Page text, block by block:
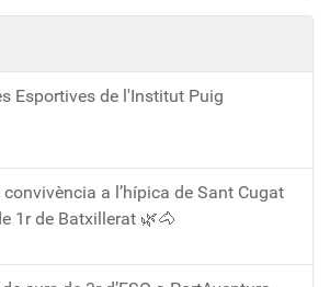
Esportives de l'Institut Puig
a l’hípica de Sant Cugat
1r de Batxillerat 🌿🐴